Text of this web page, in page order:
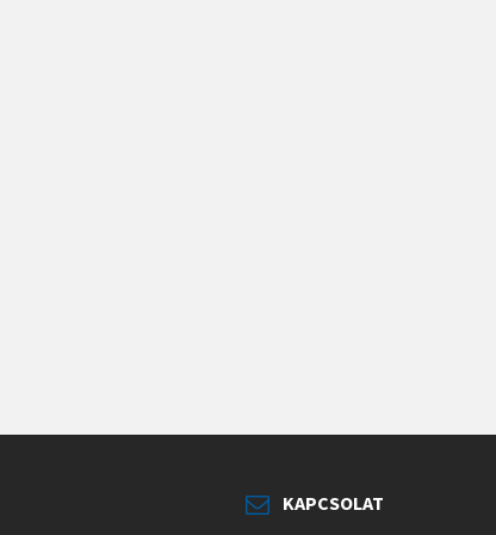
KAPCSOLAT